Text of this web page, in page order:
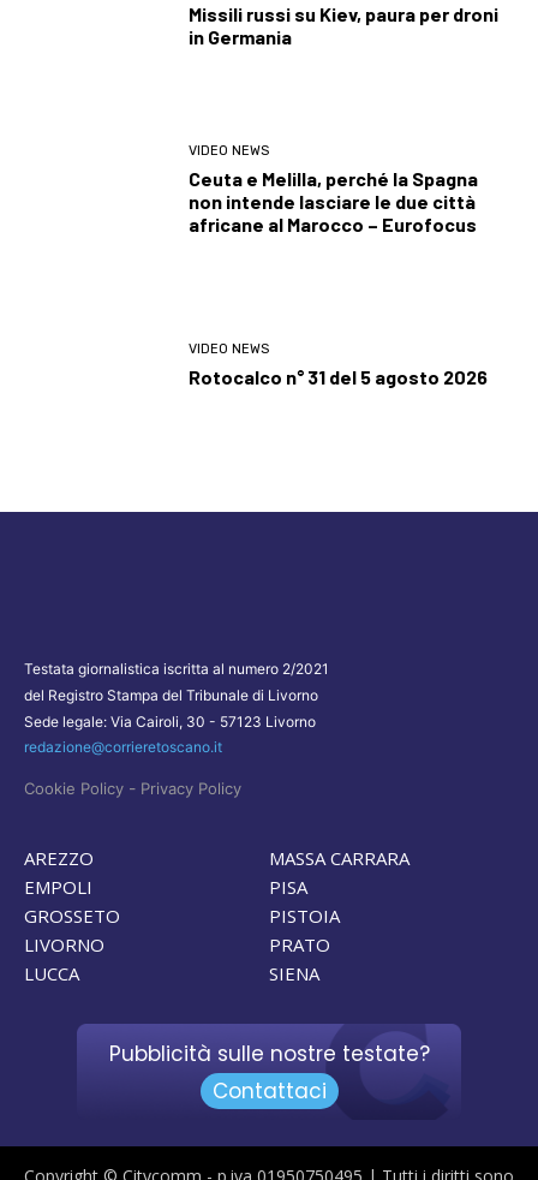
Missili russi su Kiev, paura per droni
in Germania
VIDEO NEWS
Ceuta e Melilla, perché la Spagna
non intende lasciare le due città
africane al Marocco – Eurofocus
VIDEO NEWS
Rotocalco n° 31 del 5 agosto 2026
Testata giornalistica iscritta al numero 2/2021
del Registro Stampa del Tribunale di Livorno
Sede legale: Via Cairoli, 30 - 57123 Livorno
redazione@corrieretoscano.it
Cookie Policy - Privacy Policy
AREZZO
EMPOLI
GROSSETO
LIVORNO
LUCCA
MASSA CARRARA
PISA
PISTOIA
PRATO
SIENA
Pubblicità sulle nostre testate?
Contattaci